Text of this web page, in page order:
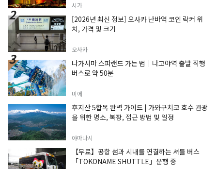
시가
[2026년 최신 정보] 오사카 난바역 코인 락커 위
치, 가격 및 크기
오사카
나가시마 스파랜드 가는 법｜나고야역 출발 직행
버스로 약 50분
미에
후지산 5합목 완벽 가이드 | 가와구치코 호수 관광
을 위한 명소, 복장, 접근 방법 및 일정
야마나시
【무료】공항 섬과 시내를 연결하는 셔틀 버스
「TOKONAME SHUTTLE」운행 중